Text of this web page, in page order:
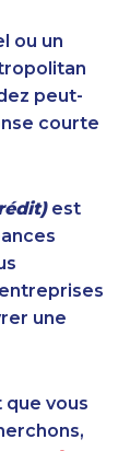
ou un
peut-
courte
est
une
que vous